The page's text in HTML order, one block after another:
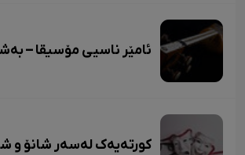
ئامێر ناسیی مۆسیقا – بەشی 13
کورتەیەک لەسەر شانۆ و